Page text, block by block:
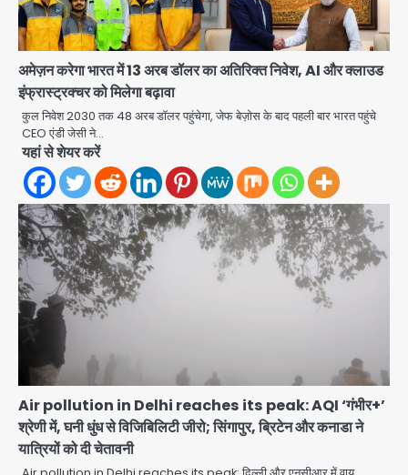
अमेज़न करेगा भारत में 13 अरब डॉलर का अतिरिक्त निवेश, AI और क्लाउड
इंफ्रास्ट्रक्चर को मिलेगा बढ़ावा
कुल निवेश 2030 तक 48 अरब डॉलर पहुंचेगा, जेफ बेज़ोस के बाद पहली बार भारत पहुंचे
CEO एंडी जेसी ने…
यहां से शेयर करें
Air pollution in Delhi reaches its peak: AQI ‘गंभीर+’
श्रेणी में, घनी धुंध से विजिबिलिटी जीरो; सिंगापुर, ब्रिटेन और कनाडा ने
यात्रियों को दी चेतावनी
2
मानिकपुर Zepto वेयरहाउस में वेतन कटौती
को लेकर 100 से ज्यादा कर्मचारियों का विरोध
प्रदर्शन
Avinash Kumar
3
Parshvanath Building
Shooting: सिक्योरिटी गार्ड की गोली से 17
वर्षीय किशोर की मौत
4
कैप्टन का डोप टेस्ट पॉजिटिव, 17 घायल;
DGCA जांच जारी
रनवे पर ट्रेनी विमान क्रैश, जांच शुरू